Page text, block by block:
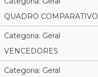
QUADRO COMPARATIVO
Categoria: Geral
VENCEDORES
Categoria: Geral